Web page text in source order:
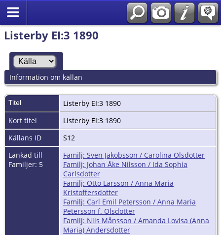
Listerby EI:3 1890
Information om källan
Titel
Listerby EI:3 1890
Kort titel
Listerby EI:3 1890
Källans ID
S12
Länkad till
Familjer: 5
Familj: Sven Jakobsson / Carolina Olsdotter
Familj: Johan Åke Nilsson / Ida Sophia
Carlsdotter
Familj: Otto Larsson / Anna Maria
Kristoffersdotter
Familj: Carl Emil Petersson / Anna Maria
Petersson f. Olsdotter
Familj: Nils Månsson / Amanda Lovisa (Anna
Maria) Andersdotter